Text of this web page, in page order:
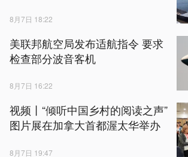
8月7日 18:22
美联邦航空局发布适航指令 要求
检查部分波音客机
8月7日 16:22
视频丨“倾听中国乡村的阅读之声”
图片展在加拿大首都渥太华举办
8月7日 19:47